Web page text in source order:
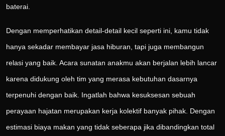
baterai.
Dengan memperhatikan detail-detail kecil seperti ini, kamu tidak
hanya sekadar membayar jasa hiburan, tapi juga membangun
relasi yang baik. Acara sunatan anakmu akan berjalan lebih lancar
karena didukung oleh tim yang merasa kebutuhan dasarnya
terpenuhi dengan baik. Ingatlah bahwa kesuksesan sebuah
perayaan hajatan merupakan kerja kolektif banyak pihak. Dengan
estimasi biaya makan yang tidak seberapa jika dibandingkan total